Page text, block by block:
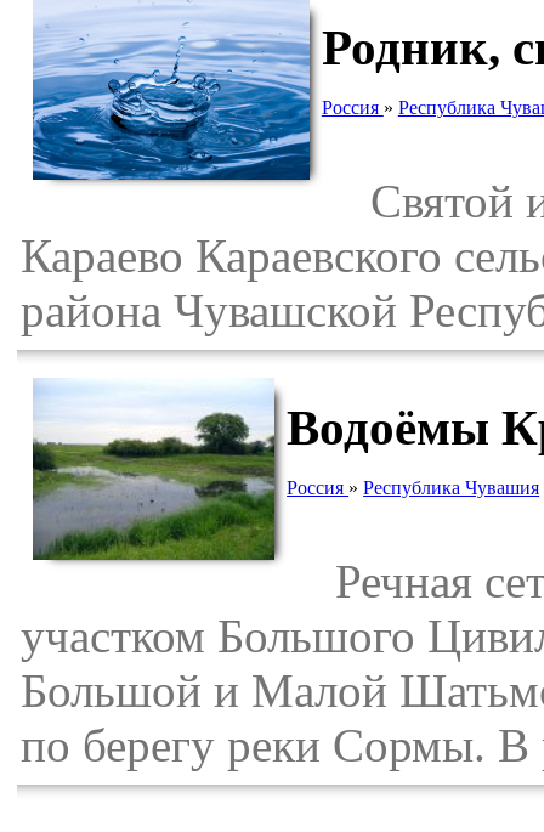
Родник,
Россия » Республика
Святой
Караево Караевского
района Чувашской
Водоёмы
Россия »Республика Чувашия
Речная
участком Большого
Большой и Малой
по берегу реки Сормы.